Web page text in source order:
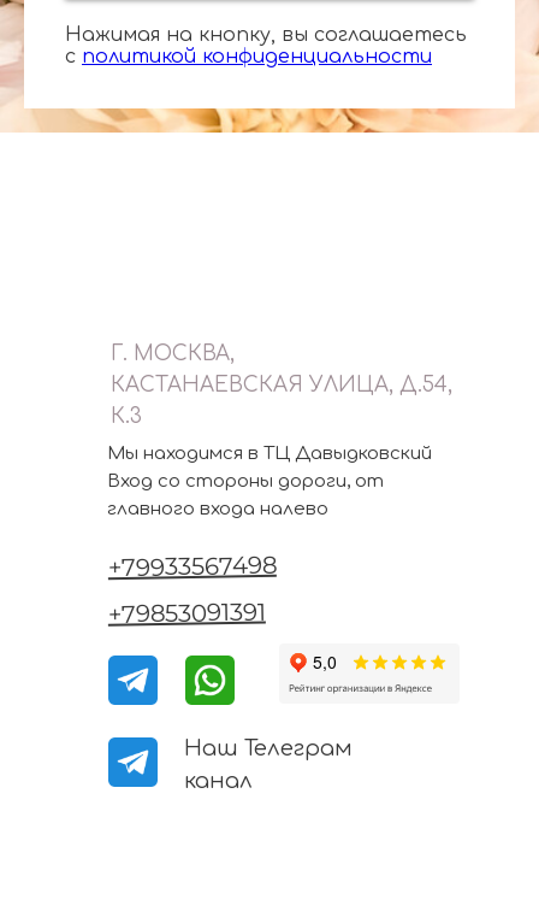
Нажимая на кнопку, вы соглашаетесь
с политикой конфиденциальности
+79933567498
Г. МОСКВА,
КАСТАНАЕВСКАЯ УЛИЦА, Д.54,
К.3
Мы находимся в ТЦ Давыдковский
Вход со стороны дороги, от
главного входа налево
+79853091391
Наш Телеграм
канал